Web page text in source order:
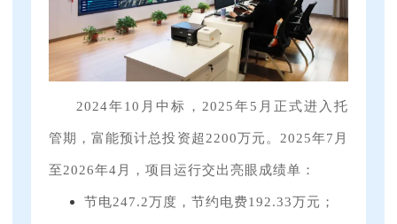
2024年10月中标，2025年5月正式进入托
管期，富能预计总投资超2200万元。2025年7月
至2026年4月，项目运行交出亮眼成绩单：
节电247.2万度，节约电费192.33万元；